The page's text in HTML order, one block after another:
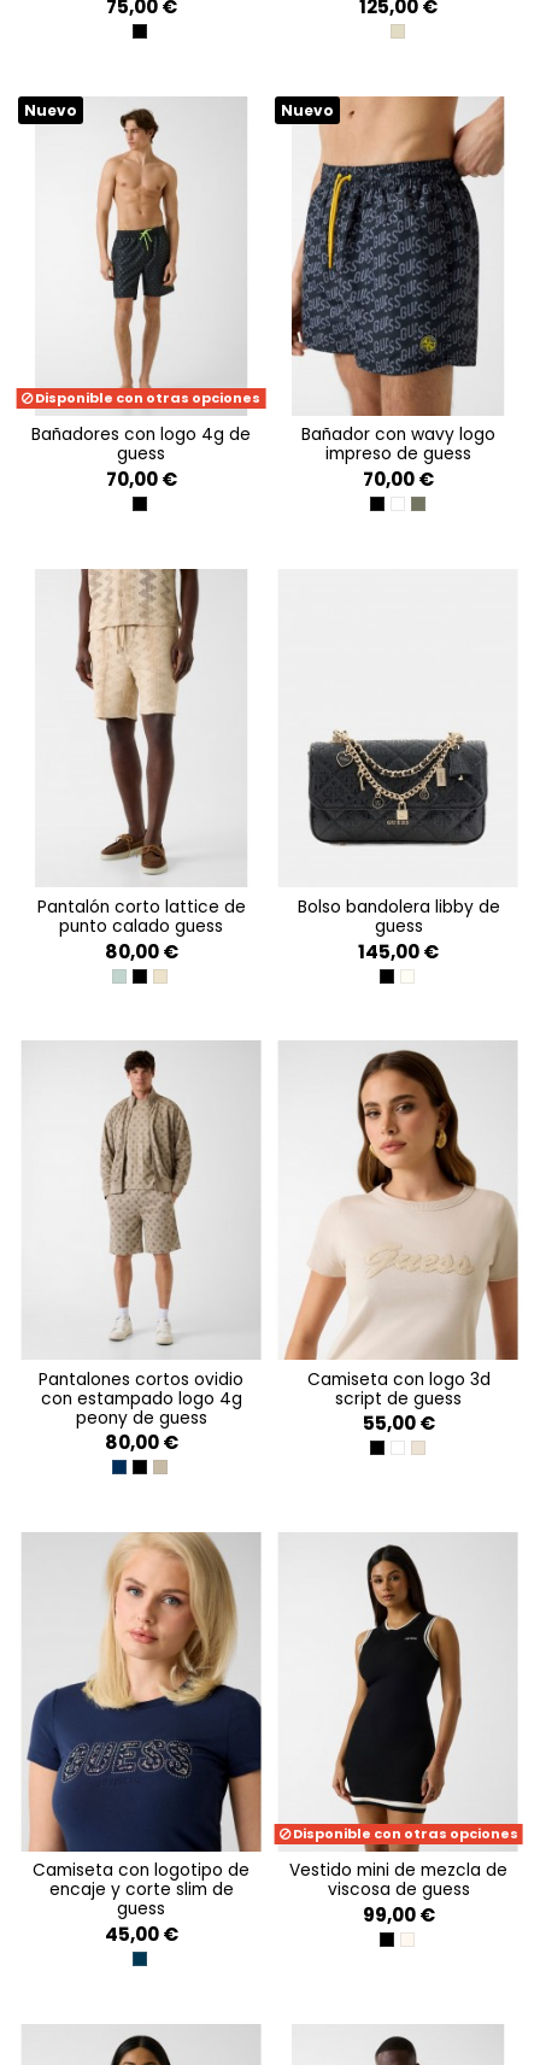
75,00 €
BLACK
125,00 €
GOLD
Nuevo
Disponible con otras opciones
bañadores con logo 4g de
guess
70,00 €
JBLK EMBOSSED 4G LOG
Nuevo
bañador con wavy logo
impreso de guess
70,00 €
BLACK LOGO WAVE
WHITE LOGO WAVE
OLIVE LOGO
pantalón corto lattice de
punto calado guess
80,00 €
VERDE AGUA
JET BLACK A996
LATTICE KNIT SHORT
bolso bandolera libby de
guess
145,00 €
BLACKOFF WHITE
pantalones cortos ovidio
con estampado logo 4g
peony de guess
80,00 €
4G PEONY SILK BLUE
4G PEONY BLACK
4G PEONY IMPACT GREY
camiseta con logo 3d
script de guess
55,00 €
JET BLACK A996
PURE WHITE
WARM SLATE
camiseta con logotipo de
encaje y corte slim de
guess
45,00 €
BLACKENED BLUE
Disponible con otras opciones
vestido mini de mezcla de
viscosa de guess
99,00 €
JET BLACK A996
SHEEP WOOL